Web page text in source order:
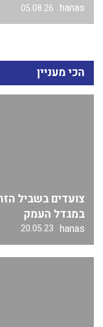
hanas
05.08.26
הכי מעניין
צועדים בשביל
במגדל העמק
hanas
20.05.23